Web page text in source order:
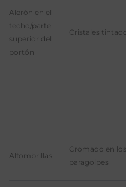
Alerón en el
techo/parte
superior del
portón
Cristales
Alfombrillas
Cromado en los
paragolpes